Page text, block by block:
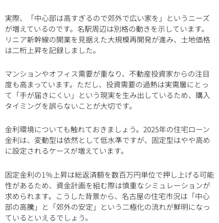
実際、「中心部は高すぎるので郊外で広い家を」というニーズ
が増えているのです。名駅周辺は別格の動きを示しています。
リニア新幹線の開業を見据えた大規模再開発が進み、土地価格
は二桁上昇を記録しました。
マンションやオフィス需要が重なり、不動産投資家からの注目
度も高まっています。ただし、投資需要の過熱は実需層にとっ
て「手が届きにくい」という現実を生み出しているため、購入
タイミングを誤らないことが大切です。
金利環境についても触れておきましょう。2025年の住宅ローン
金利は、変動型は依然として低水準ですが、固定型はやや高め
に設定されるケースが増えています。
固定金利の1％上昇は総返済額を数百万円単位で押し上げる可能
性があるため、資金計画を組む際は慎重なシミュレーションが
求められます。こうした背景から、名古屋の住宅市況は「中心
部の高騰」と「郊外の安定」という二極化の流れが鮮明になっ
ているといえるでしょう。